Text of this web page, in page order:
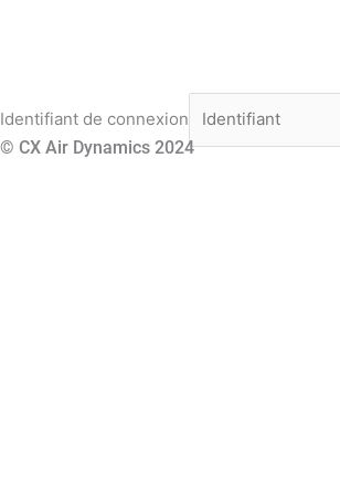
© CX Air Dynamics 2024
Identifiant de connexion